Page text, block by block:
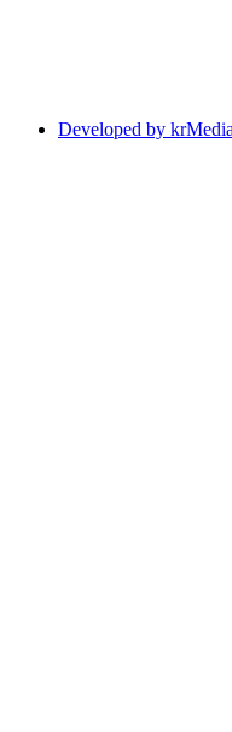
Developed by krMedia